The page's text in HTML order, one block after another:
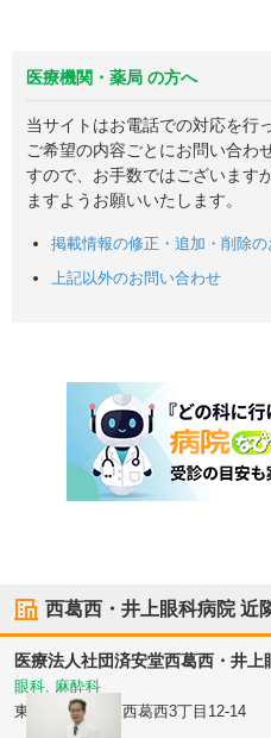
医療機関・薬局 の方へ
当サイトはお電話での対応を行
ご希望の内容ごとにお問い合わ
すので、お手数ではございます
ますようお願いいたします。
掲載情報の修正・追加・削除
上記以外のお問い合わせ
西葛西・井上眼科病院近
医療法人社団済安堂西葛西・井上
眼科, 麻酔科
東京都江戸川区 西葛西3丁目12-14